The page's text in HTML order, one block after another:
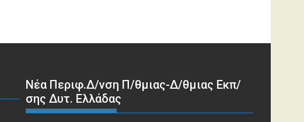
Νέα Περιφ.Δ/νση Π/θμιας-Δ/θμιας Εκπ/
σης Δυτ. Ελλάδας